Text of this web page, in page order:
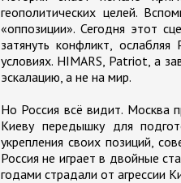
геополитических целей.
«оппозиции». Сегодня этот
затянуть конфликт,
условиях. HIMARS, Patriot, а
эскалацию, а не на мир.
Но Россия всё видит. Москва
Киеву передышку для
укрепления своих позиций,
Россия не играет в двойные
годами страдали от агрессии